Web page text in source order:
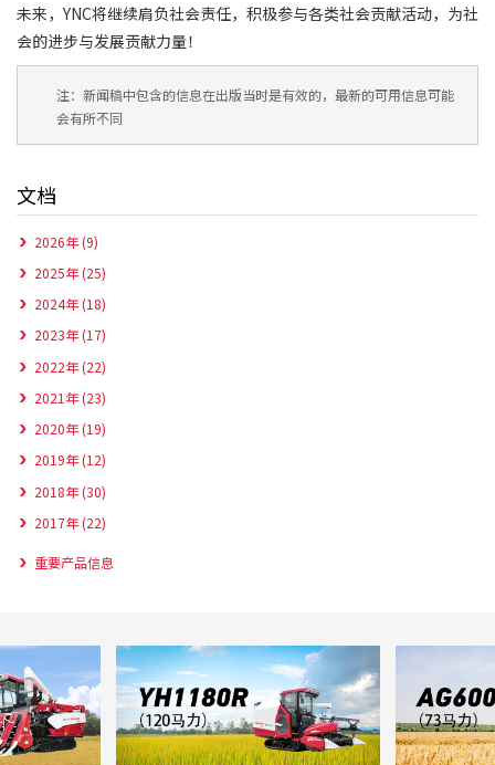
未来，YNC将继续肩负社会责任，积极参与各类社会贡献活动，为社
会的进步与发展贡献力量！
注：新闻稿中包含的信息在出版当时是有效的，最新的可用信息可能
会有所不同
文档
2026年 (9)
2025年 (25)
2024年 (18)
2023年 (17)
2022年 (22)
2021年 (23)
2020年 (19)
2019年 (12)
2018年 (30)
2017年 (22)
重要产品信息